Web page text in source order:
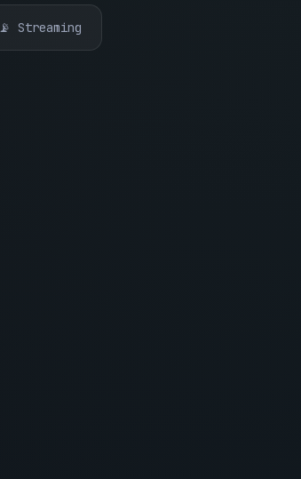
📡 Streaming